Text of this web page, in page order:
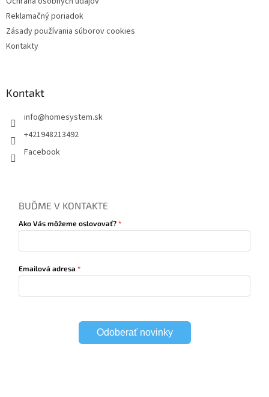
Reklamačný poriadok
Zásady používania súborov cookies
Kontakty
Kontakt
info@homesystem.sk
+421948213492
Facebook
BUĎME V KONTAKTE
Ako Vás môžeme oslovovať?
Emailová adresa
Odoberať novinky